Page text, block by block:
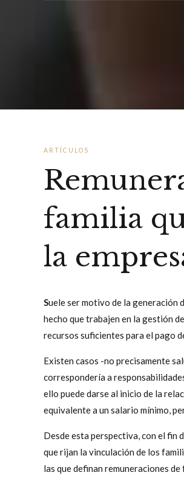
ARTÍCULOS
familia
la
Suele ser motivo de la generación
hecho que trabajen en la gestión
recursos suficientes para el pago
Existen casos -no precisamente
correspondería a
ello puede darse al inicio de la
equivalente a un salario mínimo,
Desde esta perspectiva, con el
que rijan la vinculación de los
las que definan remuneraciones de